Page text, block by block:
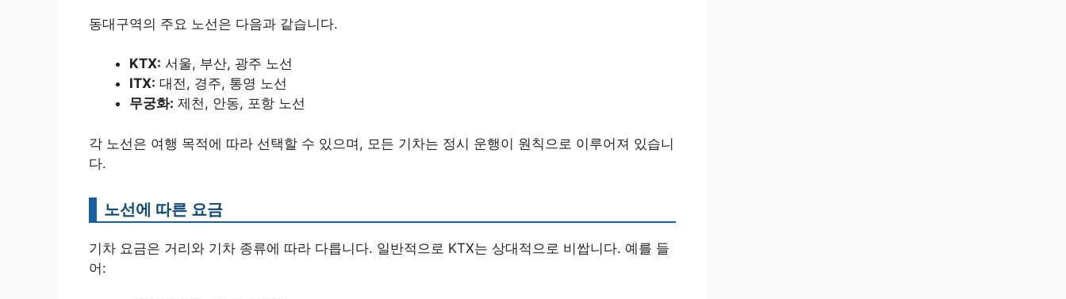
동대구역의 주요 노선은 다음과 같습니다.
KTX: 서울, 부산, 광주 노선
ITX: 대전, 경주, 통영 노선
무궁화: 제천, 안동, 포항 노선
각 노선은 여행 목적에 따라 선택할 수 있으며, 모든 기차는 정시 운행이 원칙으로 이루어져 있습니
다.
노선에 따른 요금
기차 요금은 거리와 기차 종류에 따라 다릅니다. 일반적으로 KTX는 상대적으로 비쌉니다. 예를 들
어: